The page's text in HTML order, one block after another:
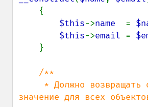
$this->name =
$this->email =
/**
значение для всех